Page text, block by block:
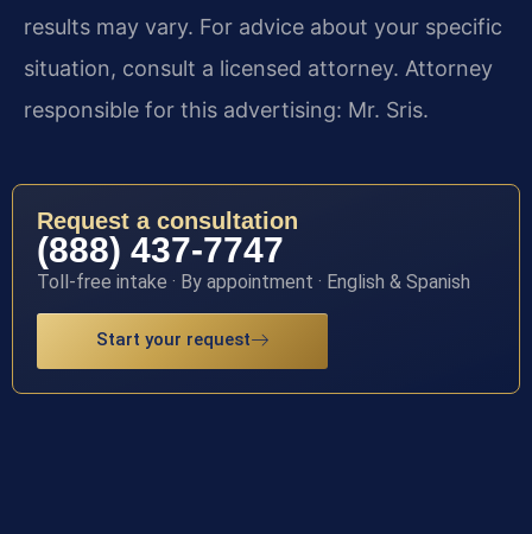
results may vary. For advice about your specific
situation, consult a licensed attorney. Attorney
responsible for this advertising: Mr. Sris.
Request a consultation
(888) 437-7747
Toll-free intake · By appointment · English & Spanish
Start your request